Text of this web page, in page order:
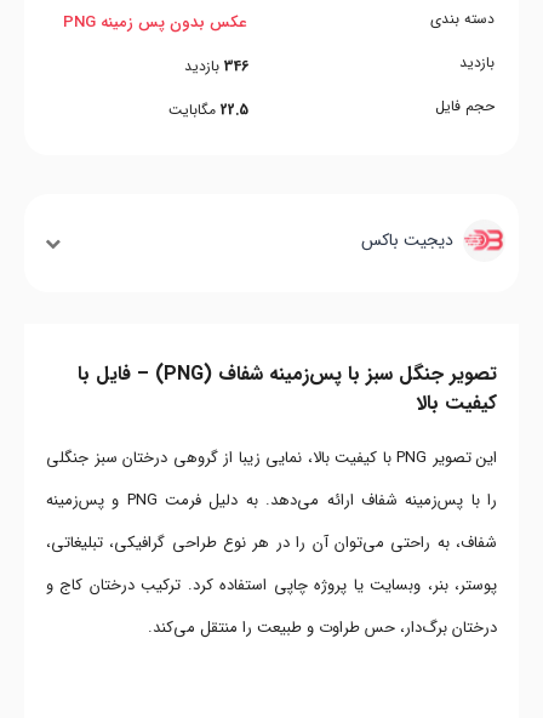
دسته بندی
بازدید
حجم فایل
عکس بدون پس زمینه PNG
346 بازدید
22.5 مگابایت
دیجیت باکس
تصویر جنگل سبز با پس‌زمینه شفاف (PNG) – فایل با
کیفیت بالا
این تصویر PNG با کیفیت بالا، نمایی زیبا از گروهی درختان سبز جنگلی
را با پس‌زمینه شفاف ارائه می‌دهد. به دلیل فرمت PNG و پس‌زمینه
شفاف، به راحتی می‌توان آن را در هر نوع طراحی گرافیکی، تبلیغاتی،
پوستر، بنر، وبسایت یا پروژه چاپی استفاده کرد. ترکیب درختان کاج و
درختان برگ‌دار، حس طراوت و طبیعت را منتقل می‌کند.